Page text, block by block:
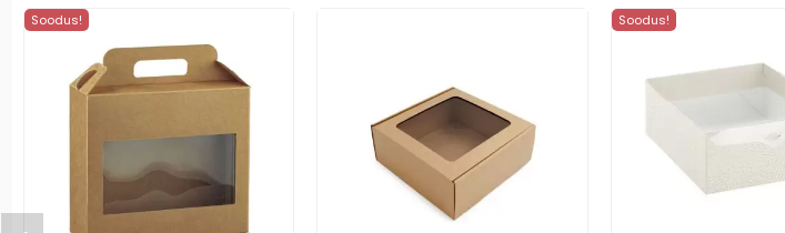
Soodus! Soodus!